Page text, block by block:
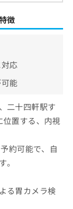
徴
応
能
二十四軒駅す
位置する、内視
約可能で、自
る胃カメラ検